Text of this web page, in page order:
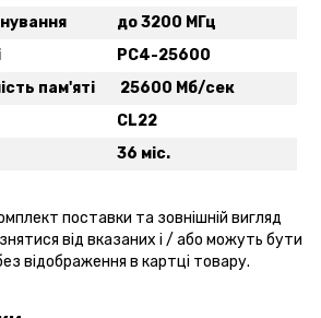
до 3200 МГц
PC4-25600
пам'яті
25600 Мб/сек
CL22
36 міс.
поставки та зовнішній вигляд
від вказаних і / або можуть бути
відображення в картці товару.